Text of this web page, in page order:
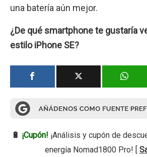
una batería aún mejor.
¿De qué smartphone te gustaría
estilo iPhone SE?
🔋 ¡Cupón! ¡Análisis y cupón de
energía Nomad1800 Pro! [